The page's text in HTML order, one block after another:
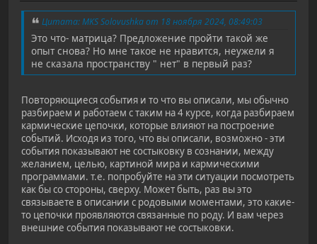
Цитата: MKS Solovushka от 18 ноября 2024, 08:49:03
Это что- матрица? Предложение пройти такой же
опыт снова? Но мне такое не нравится, неужели я
не сказала пространству " нет" в первый раз?
Повторяющиеся события и то что вы описали, мы обычно
разбираем и работаем с таким на 4 курсе, когда разбираем
кармические цепочки, которые влияют на построение
событий. Исходя из того, что вы описали, возможно - эти
события показывают не состыковку в сознании, между
желанием, целью, картиной мира и кармическими
программами. т.е. попробуйте на эти ситуации посмотреть
как бы со стороны, сверху. Может быть, раз вы это
связываете в описании с родовыми моментами, это какие-
то цепочки проявляются связанные по роду. И вам через
внешние события показывают не состыковки.